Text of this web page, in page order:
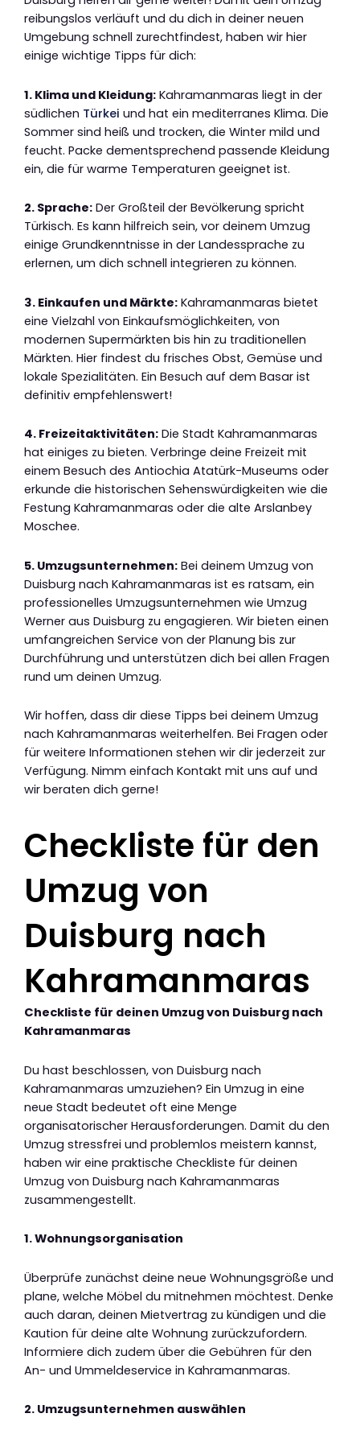
reibungslos verläuft und du dich in deiner neuen
Umgebung schnell zurechtfindest, haben wir hier
einige wichtige Tipps für dich:
1. Klima und Kleidung: Kahramanmaras liegt in der
südlichen Türkei und hat ein mediterranes Klima. Die
Sommer sind heiß und trocken, die Winter mild und
feucht. Packe dementsprechend passende Kleidung
ein, die für warme Temperaturen geeignet ist.
2. Sprache: Der Großteil der Bevölkerung spricht
Türkisch. Es kann hilfreich sein, vor deinem Umzug
einige Grundkenntnisse in der Landessprache zu
erlernen, um dich schnell integrieren zu können.
3. Einkaufen und Märkte: Kahramanmaras bietet
eine Vielzahl von Einkaufsmöglichkeiten, von
modernen Supermärkten bis hin zu traditionellen
Märkten. Hier findest du frisches Obst, Gemüse und
lokale Spezialitäten. Ein Besuch auf dem Basar ist
definitiv empfehlenswert!
4. Freizeitaktivitäten: Die Stadt Kahramanmaras
hat einiges zu bieten. Verbringe deine Freizeit mit
einem Besuch des Antiochia Atatürk-Museums oder
erkunde die historischen Sehenswürdigkeiten wie die
Festung Kahramanmaras oder die alte Arslanbey
Moschee.
5. Umzugsunternehmen: Bei deinem Umzug von
Duisburg nach Kahramanmaras ist es ratsam, ein
professionelles Umzugsunternehmen wie Umzug
Werner aus Duisburg zu engagieren. Wir bieten einen
umfangreichen Service von der Planung bis zur
Durchführung und unterstützen dich bei allen Fragen
rund um deinen Umzug.
Wir hoffen, dass dir diese Tipps bei deinem Umzug
nach Kahramanmaras weiterhelfen. Bei Fragen oder
für weitere Informationen stehen wir dir jederzeit zur
Verfügung. Nimm einfach Kontakt mit uns auf und
wir beraten dich gerne!
Checkliste für den
Umzug von
Duisburg nach
Kahramanmaras
Checkliste für deinen Umzug von Duisburg nach
Kahramanmaras
Du hast beschlossen, von Duisburg nach
Kahramanmaras umzuziehen? Ein Umzug in eine
neue Stadt bedeutet oft eine Menge
organisatorischer Herausforderungen. Damit du den
Umzug stressfrei und problemlos meistern kannst,
haben wir eine praktische Checkliste für deinen
Umzug von Duisburg nach Kahramanmaras
zusammengestellt.
1. Wohnungsorganisation
Überprüfe zunächst deine neue Wohnungsgröße und
plane, welche Möbel du mitnehmen möchtest. Denke
auch daran, deinen Mietvertrag zu kündigen und die
Kaution für deine alte Wohnung zurückzufordern.
Informiere dich zudem über die Gebühren für den
An- und Ummeldeservice in Kahramanmaras.
2. Umzugsunternehmen auswählen